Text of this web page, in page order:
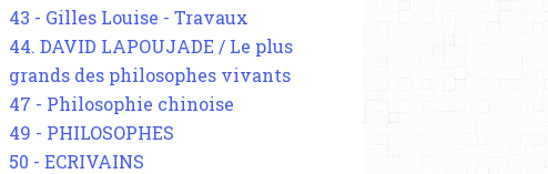
43 - Gilles Louise - Travaux
44. DAVID LAPOUJADE / Le plus
grands des philosophes vivants
47 - Philosophie chinoise
49 - PHILOSOPHES
50 - ECRIVAINS